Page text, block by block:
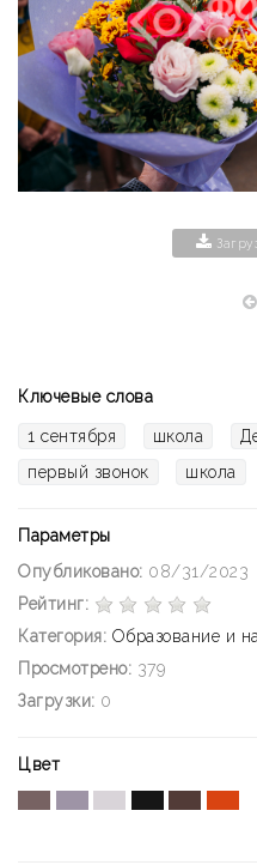
Ключевые слова
1 сентября школа
первый звонок
школа
Параметры
Опубликовано: 08/31/2023
Рейтинг:
Категория: Образование и
Просмотрено: 379
Загрузки: 0
Цвет